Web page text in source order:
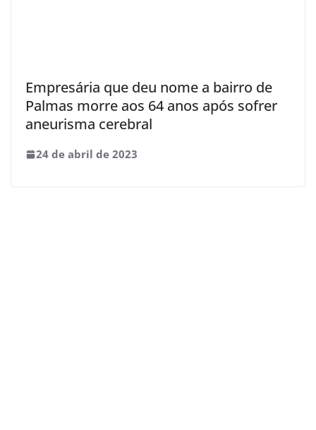
Empresária que deu nome a bairro de
Palmas morre aos 64 anos após sofrer
aneurisma cerebral
24 de abril de 2023